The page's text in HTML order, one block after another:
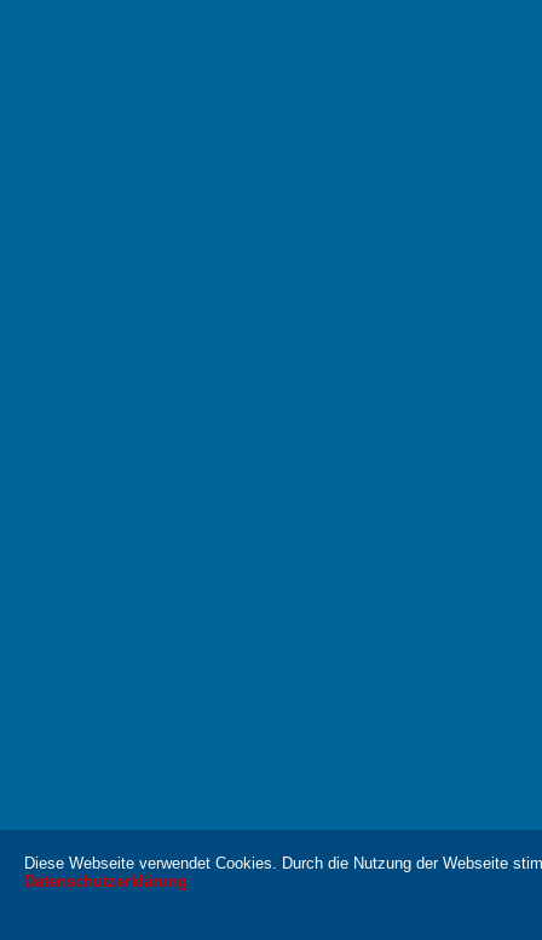
Diese Webseite verwendet Cookies. Durch die Nutzung der Webseite
Datenschutzerklärung